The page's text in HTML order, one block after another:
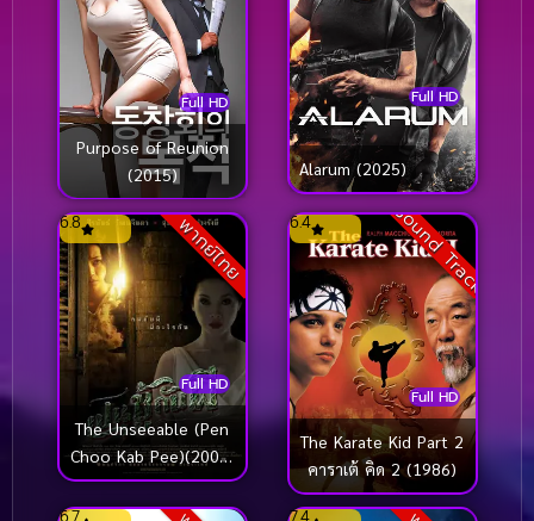
Full HD
Purpose of Reunion
(2015)
Full HD
Alarum (2025)
พากย์ไทย
Full HD
6.8
The Unseeable (Pen
Choo Kab Pee)(2006)
เปนชู้กับผี
Sound Track
Full HD
6.4
The Karate Kid Part 2
คาราเต้ คิด 2 (1986)
6.7 7.4